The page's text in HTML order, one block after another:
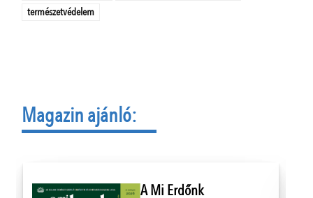
természetvédelem
Magazin ajánló:
A Mi Erdőnk